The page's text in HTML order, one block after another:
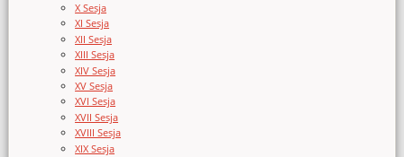
X Sesja
XI Sesja
XII Sesja
XIII Sesja
XIV Sesja
XV Sesja
XVI Sesja
XVII Sesja
XVIII Sesja
XIX Sesja